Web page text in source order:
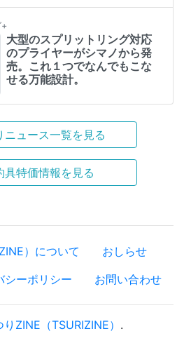
+
大型のスプリットリング対応
のプライヤーがシマノから発
売。これ１つでなんでもこな
せる万能設計。
ニュース一覧を見る
具特価情報を見る
）について
おしらせ
シーポリシー お問い合わせ
りZINE（TSURIZINE） .